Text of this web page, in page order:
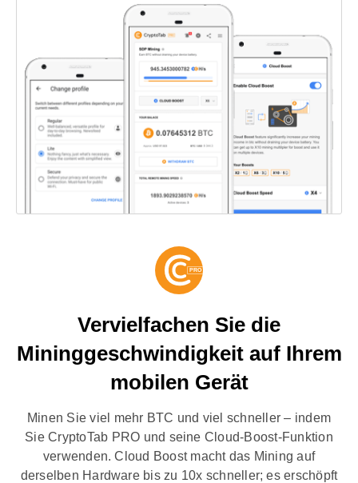
Vervielfachen Sie die
Mininggeschwindigkeit auf Ihrem
mobilen Gerät
Minen Sie viel mehr BTC und viel schneller – indem
Sie CryptoTab PRO und seine Cloud-Boost-Funktion
verwenden. Cloud Boost macht das Mining auf
derselben Hardware bis zu 10x schneller; es erschöpft